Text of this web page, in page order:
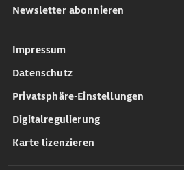
Newsletter abonnieren
Impressum
Datenschutz
Privatsphäre-Einstellungen
Digitalregulierung
Karte lizenzieren